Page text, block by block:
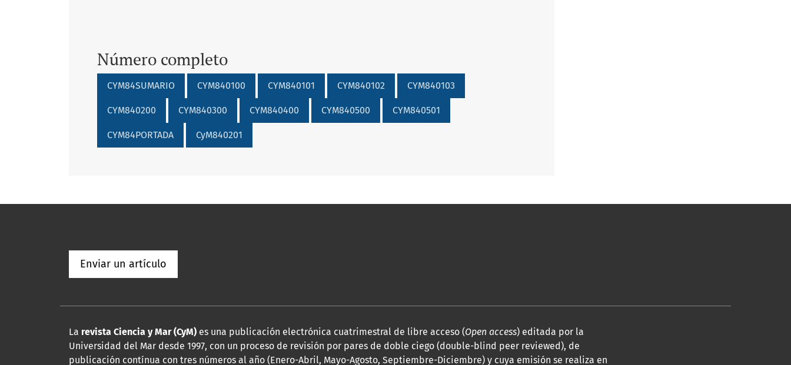
Número completo
CYM84SUMARIO CYM840100 CYM840101 CYM840102 CYM840103
CYM840200 CYM840300 CYM840400 CYM840500 CYM840501
CYM84PORTADA CyM840201
Enviar un artículo
La revista Ciencia y Mar (CyM) es una publicación electrónica cuatrimestral de libre acceso (Open access) editada por la
Universidad del Mar desde 1997, con un proceso de revisión por pares de doble ciego (double-blind peer reviewed), de
publicación contínua con tres números al año (Enero-Abril, Mayo-Agosto, Septiembre-Diciembre) y cuya emisión se realiza en